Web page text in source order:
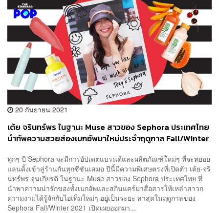
20 กันยายน 2021
เต้ย จรินทร์พร ในฐานะ Muse สาวของ Sephora ประเทศไทย
นำทัพความสวยส่องเมกอัพมาใหม่ประจำฤดูกาล Fall/Winter
ทุกๆ ปี Sephora จะมีการอัปเดตแบรนด์และผลิตภัณฑ์ใหม่ๆ ที่จะทยอย
แลนดิ้งเข้าสู่ร้านกันทุกซีซันเสมอ ปีนี้มีความพิเศษตรงที่เปิดตัว เต้ย-จริ
นทร์พร จุนเกียรติ ในฐานะ Muse สาวของ Sephora ประเทศไทย ที่
นำพาความน่ารักของทั้งเมกอัพและสกินแคร์มาสื่อสารให้เหล่าสาวก
ความงามได้รู้จักกับไอเท็มใหม่ๆ อยู่เป็นระยะ ล่าสุดในฤดูกาลของ
Sephora Fall/Winter 2021 เปิดเผยออกมา...